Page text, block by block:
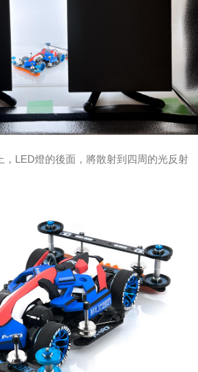
，LED燈的後面，將散射到四周的光反射